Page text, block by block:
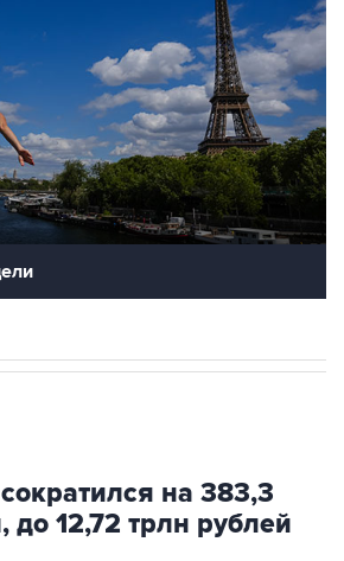
на 383,3
до 12,72 трлн рублей